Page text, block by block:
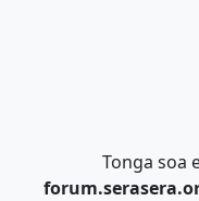
Tonga soa